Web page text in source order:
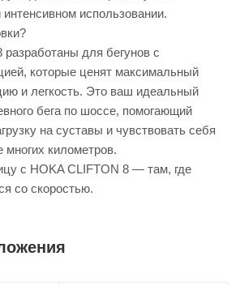
использовании.
для бегунов с
которые ценят максимальный
и легкость. Это ваш идеальный
бега по шоссе, помогающий
на суставы и чувствовать себя
километров.
с HOKA CLIFTON 8 — там, где
со скоростью.